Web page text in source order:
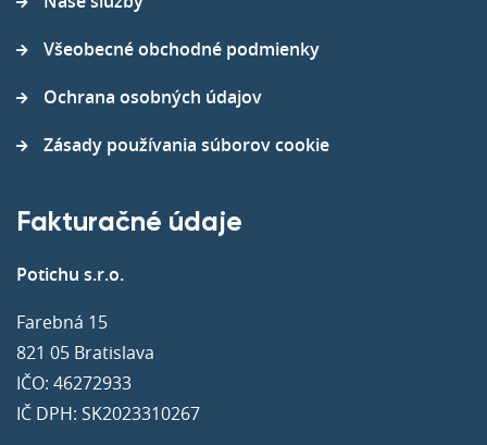
Všeobecné obchodné podmienky
Ochrana osobných údajov
Zásady používania súborov cookie
Fakturačné údaje
Potichu s.r.o.
Farebná 15
821 05 Bratislava
IČO: 46272933
IČ DPH: SK2023310267